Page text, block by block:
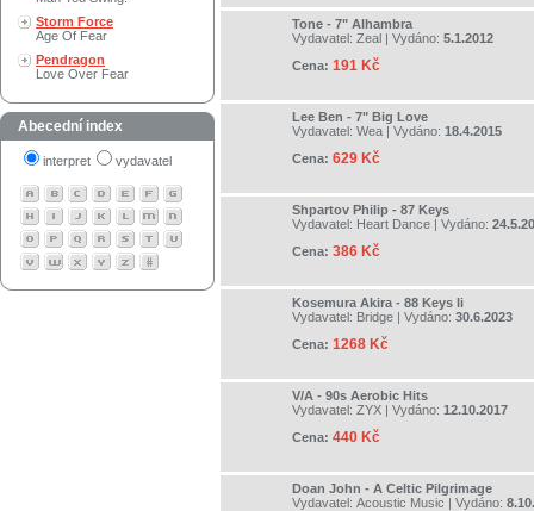
Storm Force
Age Of Fear
Pendragon
Love Over Fear
Abecední index
interpret vydavatel
Tone - 7" Alhambra
Vydavatel: Zeal | Vydáno: 5.1.2012
Cena: 191 Kč
Lee Ben - 7" Big Love
Vydavatel: Wea | Vydáno: 18.4.2015
Cena: 629 Kč
Shpartov Philip - 87 Keys
Vydavatel: Heart Dance | Vydáno:
Cena: 386 Kč
Kosemura Akira - 88 Keys Ii
Vydavatel: Bridge | Vydáno: 30.6.2023
Cena: 1268 Kč
V/A - 90s Aerobic Hits
Vydavatel: ZYX | Vydáno: 12.10.2017
Cena: 440 Kč
Doan John - A Celtic Pilgrimage
Vydavatel: Acoustic Music | Vydáno: